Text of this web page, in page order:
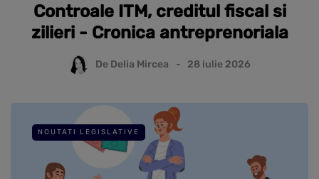
Controale ITM, creditul fiscal si
zilieri - Cronica antreprenoriala
De Delia Mircea 28 iulie 2026
NOUTATI LEGISLATIVE